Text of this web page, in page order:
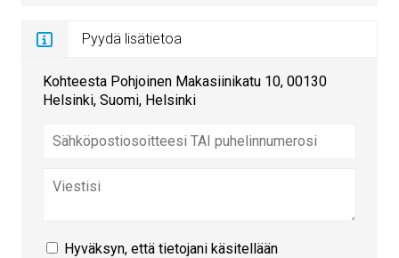
Pyydä lisätietoa
Kohteesta Pohjoinen Makasiinikatu 10, 00130
Helsinki, Suomi, Helsinki
Hyväksyn, että tietojani käsitellään